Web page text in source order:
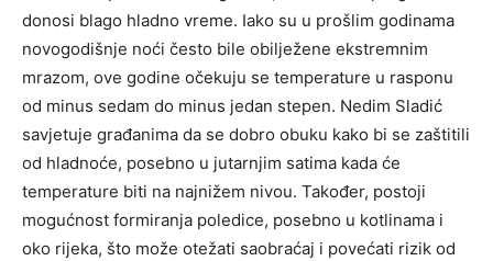
donosi blago hladno vreme. Iako su u prošlim godinama
novogodišnje noći često bile obilježene ekstremnim
mrazom, ove godine očekuju se temperature u rasponu
od minus sedam do minus jedan stepen. Nedim Sladić
savjetuje građanima da se dobro obuku kako bi se zaštitili
od hladnoće, posebno u jutarnjim satima kada će
temperature biti na najnižem nivou. Također, postoji
mogućnost formiranja poledice, posebno u kotlinama i
oko rijeka, što može otežati saobraćaj i povećati rizik od